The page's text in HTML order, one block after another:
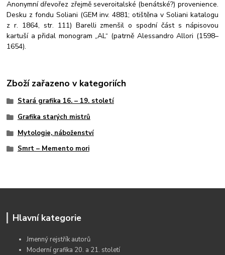
Anonymní dřevořez zřejmě severoitalské (benátské?) provenience.
Desku z fondu Soliani (GEM inv. 4881; otištěna v Soliani katalogu
z r. 1864, str. 111) Barelli zmenšil o spodní část s nápisovou
kartuší a přidal monogram „AL“ (patrně Alessandro Allori (1598–
1654).
Zboží zařazeno v kategoriích
Stará grafika 16. – 19. století
Grafika starých mistrů
Mytologie, náboženství
Smrt – Memento mori
Hlavní kategorie
Jmenný rejstřík autorů
Moderní grafika 20. a 21. století